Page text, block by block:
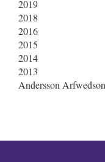
2019
2018
2016
2015
2014
2013
Andersson